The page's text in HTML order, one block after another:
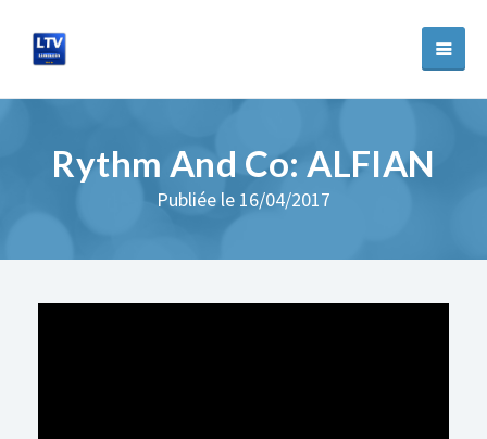
Rythm And Co: ALFIAN
Publiée le 16/04/2017